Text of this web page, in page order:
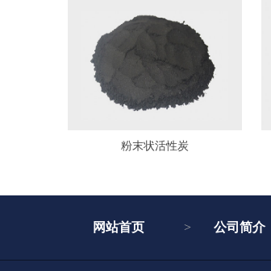
粉末状活性炭
网站首页 公司简介